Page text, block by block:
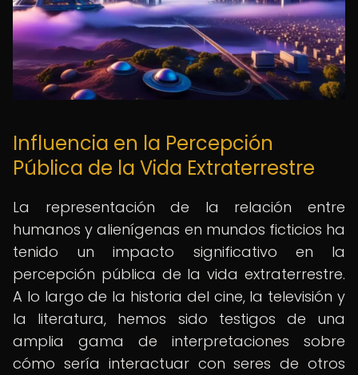
Influencia en la Percepción
Pública de la Vida Extraterrestre
La representación de la relación entre
humanos y alienígenas en mundos ficticios ha
tenido un impacto significativo en la
percepción pública de la vida extraterrestre.
A lo largo de la historia del cine, la televisión y
la literatura, hemos sido testigos de una
amplia gama de interpretaciones sobre
cómo sería interactuar con seres de otros